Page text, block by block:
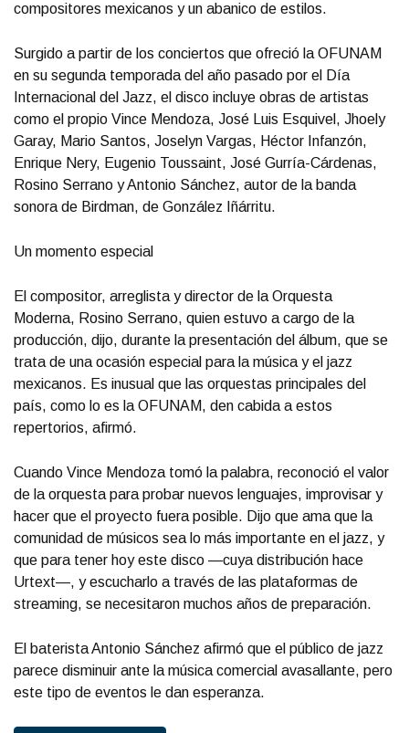
compositores mexicanos y un abanico de estilos.
Surgido a partir de los conciertos que ofreció la OFUNAM
en su segunda temporada del año pasado por el Día
Internacional del Jazz, el disco incluye obras de artistas
como el propio Vince Mendoza, José Luis Esquivel, Jhoely
Garay, Mario Santos, Joselyn Vargas, Héctor Infanzón,
Enrique Nery, Eugenio Toussaint, José Gurría-Cárdenas,
Rosino Serrano y Antonio Sánchez, autor de la banda
sonora de Birdman, de González Iñárritu.
Un momento especial
El compositor, arreglista y director de la Orquesta
Moderna, Rosino Serrano, quien estuvo a cargo de la
producción, dijo, durante la presentación del álbum, que se
trata de una ocasión especial para la música y el jazz
mexicanos. Es inusual que las orquestas principales del
país, como lo es la OFUNAM, den cabida a estos
repertorios, afirmó.
Cuando Vince Mendoza tomó la palabra, reconoció el valor
de la orquesta para probar nuevos lenguajes, improvisar y
hacer que el proyecto fuera posible. Dijo que ama que la
comunidad de músicos sea lo más importante en el jazz, y
que para tener hoy este disco —cuya distribución hace
Urtext—, y escucharlo a través de las plataformas de
streaming, se necesitaron muchos años de preparación.
El baterista Antonio Sánchez afirmó que el público de jazz
parece disminuir ante la música comercial avasallante, pero
este tipo de eventos le dan esperanza.